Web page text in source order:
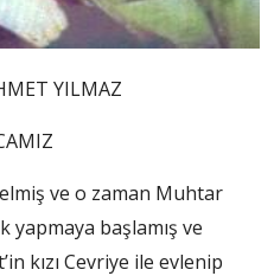
YILMAZ
ve o zaman Muhtar
yapmaya başlamış ve
kızı Cevriye ile evlenip